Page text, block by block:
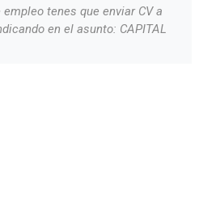
tenes que enviar CV a
en el asunto: CAPITAL